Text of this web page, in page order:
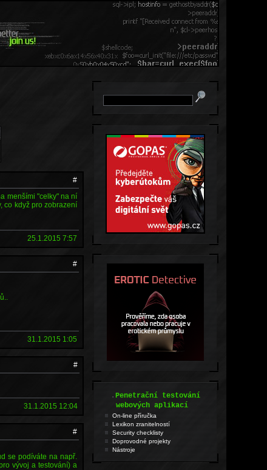
#
menšími "celky" na ní
co když pro zobrazení
25.1.2015 7:57
#
31.1.2015 1:05
#
31.1.2015 12:04
#
se podíváte na např.
vývoj a testování) a
.Penetrační testování
webových aplikací
On-line příručka
Lexikon zranitelností
Security checklisty
Doprovodné projekty
Nástroje